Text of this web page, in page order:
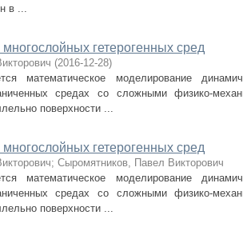
в ...
гетерогенных сред
(2016-12-28)
математическое моделирование
средах со сложными физико-
поверхности ...
гетерогенных сред
; Сыромятников, Павел Викторович
математическое моделирование
средах со сложными физико-
поверхности ...